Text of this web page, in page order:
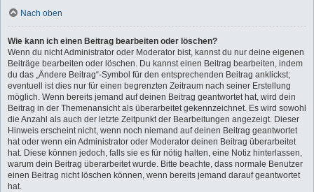
Nach oben
Wie kann ich einen Beitrag bearbeiten oder löschen?
Wenn du nicht Administrator oder Moderator bist, kannst du nur deine eigenen
Beiträge bearbeiten oder löschen. Du kannst einen Beitrag bearbeiten, indem
du das „Ändere Beitrag“-Symbol für den entsprechenden Beitrag anklickst;
eventuell ist dies nur für einen begrenzten Zeitraum nach seiner Erstellung
möglich. Wenn bereits jemand auf deinen Beitrag geantwortet hat, wird dein
Beitrag in der Themenansicht als überarbeitet gekennzeichnet. Es wird sowohl
die Anzahl als auch der letzte Zeitpunkt der Bearbeitungen angezeigt. Dieser
Hinweis erscheint nicht, wenn noch niemand auf deinen Beitrag geantwortet
hat oder wenn ein Administrator oder Moderator deinen Beitrag überarbeitet
hat. Diese können jedoch, falls sie es für nötig halten, eine Notiz hinterlassen,
warum dein Beitrag überarbeitet wurde. Bitte beachte, dass normale Benutzer
einen Beitrag nicht löschen können, wenn bereits jemand darauf geantwortet
hat.